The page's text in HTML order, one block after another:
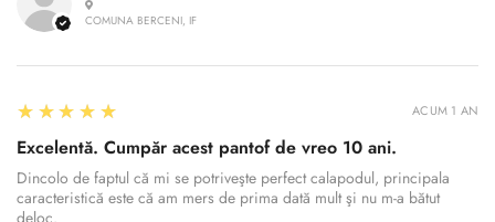
COMUNA BERCENI, IF
5
★★★★★
Excelentă. Cumpăr acest pantof de vreo 10 ani.
Dincolo de faptul că mi se potriveşte perfect calapodul, principala
caracteristică este că am mers de prima dată mult şi nu m-a bătut
ACUM 1 AN
Confirm your age